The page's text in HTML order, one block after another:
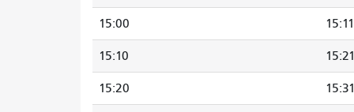
15:00 15:11
15:10 15:21
15:20 15:31